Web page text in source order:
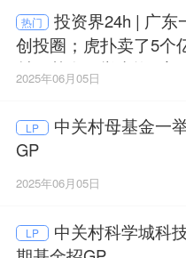
热门
投资界24h | 广东
创投圈；虎扑卖了5个
村母基金一举出资5家
2025年06月05日
LP
中关村母基金一
GP
2025年06月05日
LP
中关村科学城科